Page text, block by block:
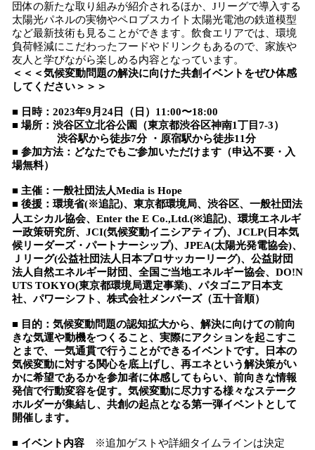
団体の新たな取り組みが紹介されるほか、Jリーグで導入する
太陽光パネルの実物やペロブスカイト太陽光電池の鉄道模型
など最新技術も見ることができます。飲食エリアでは、環境
負荷軽減にこだわったフードやドリンクもあるので、家族や
友人と学びながら楽しめる内容となっています。
＜＜＜気候変動問題の解決に向けた共創イベントをぜひ体感
してください＞＞＞
■ 日時：2023年9月24日（日）11:00〜18:00
■ 場所：渋谷区立北谷公園（東京都渋谷区神南1丁目7-3）
渋谷駅から徒歩7分 ・原宿駅から徒歩11分
■ 参加方法：どなたでもご参加いただけます（申込不要・入
場無料）
■ 主催：一般社団法人Media is Hope
■ 後援：環境省(※追記)、東京都環境局、渋谷区、一般社団法
人エシカル協会、Enter the E Co.,Ltd.(※追記)、環境エネルギ
ー政策研究所、JCI(気候変動イニシアティブ)、JCLP(日本気
候リーダーズ・パートナーシップ)、JPEA(太陽光発電協会)、
Ｊリーグ(公益社団法人日本プロサッカーリーグ)、公益財団
法人自然エネルギー財団、全国ご当地エネルギー協会、DO!N
UTS TOKYO(東京都環境局選定事業)、パタゴニア日本支
社、パワーシフト、株式会社メンバーズ（五十音順）
■ 目的：気候変動問題の認知拡大から、解決に向けての前向
きな気運や動機をつくること、実際にアクションを起こすこ
とまで、一気通貫で行うことができるイベントです。日本の
気候変動に対する関心を底上げし、再エネという解決策がい
かに希望であるかを参加者に体感してもらい、前向きな情報
発信で行動変容を促す。気候変動に尽力する様々なステーク
ホルダーが集結し、共創の起点となる第一弾イベントとして
開催します。
■ イベント内容 ※追加ゲストや詳細タイムラインは決定